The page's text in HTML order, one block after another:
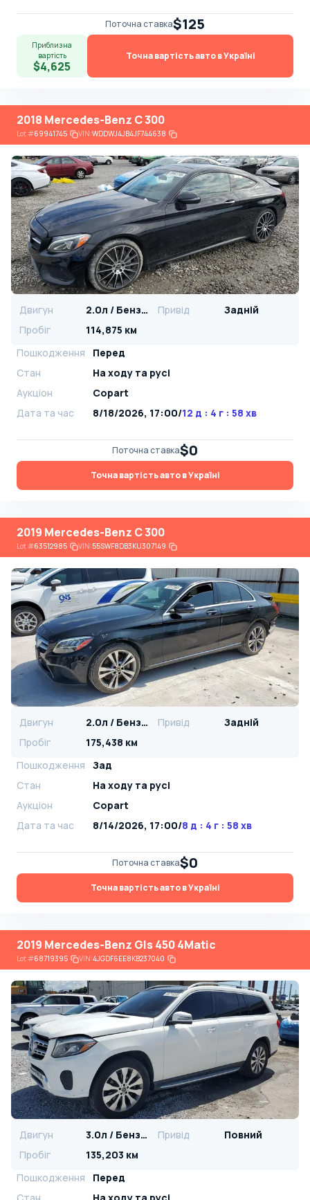
Поточна ставка$125
Приблизна
вартість
$4,625
Точна вартість авто в Україні
2018 Mercedes-Benz C 300
Lot#69941745 VIN:WDDWJ4JB4JF744638
Двигун 2.0л / Бензин Привід
Задній
Пробіг
114,875 км
Пошкодження
Перед
Стан
На ​​ходу та русі
Аукціон
Copart
Дата та час
8/18/2026, 17:00/12 д : 4 г : 58 хв
Поточна ставка$0
Точна вартість авто в Україні
2019 Mercedes-Benz C 300
Lot#63512985 VIN:55SWF8DB3KU307149
Двигун 2.0л / Бензин Привід
Задній
Пробіг
175,438 км
Пошкодження
Зад
Стан
На ​​ходу та русі
Аукціон
Copart
Дата та час
8/14/2026, 17:00/8 д : 4 г : 58 хв
Поточна ставка$0
Точна вартість авто в Україні
2019 Mercedes-Benz Gls 450 4Matic
Lot#68719395 VIN:4JGDF6EE8KB237040
Двигун 3.0л / Бензин Привід
Повний
Пробіг
135,203 км
Пошкодження
Перед